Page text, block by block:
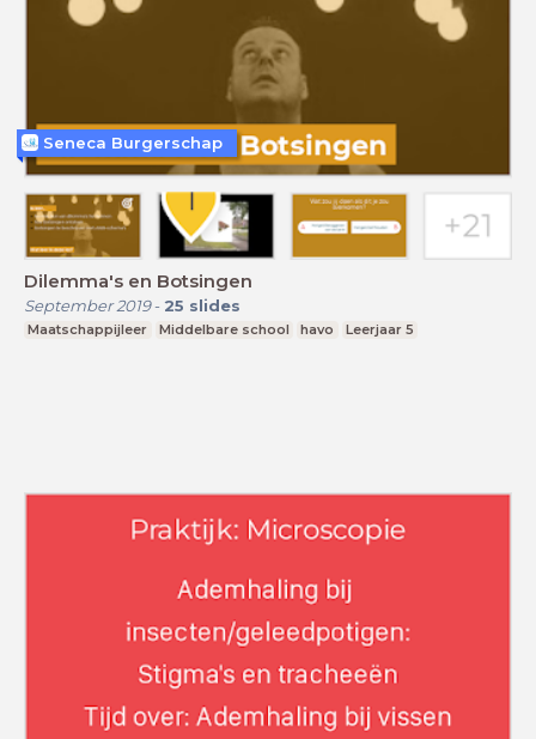
Dilemma's en Botsingen
September 2019- 25 slides
Maatschappijleer Middelbare school havo Leerjaar 5
Seneca Burgerschap